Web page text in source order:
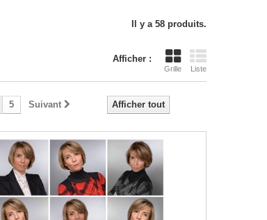
Il y a 58 produits.
Afficher :
Grille Liste
Afficher tout
5 Suivant